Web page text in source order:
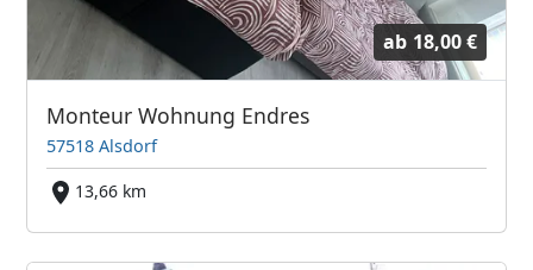
ab 18,00 €
Monteur Wohnung Endres
57518 Alsdorf
13,66 km